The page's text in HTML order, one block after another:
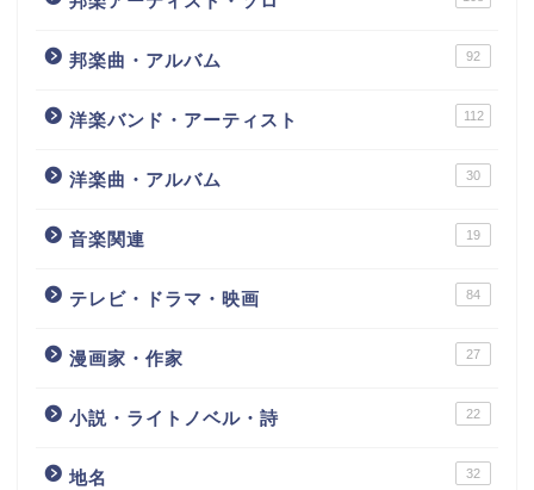
邦楽曲・アルバム 92
洋楽バンド・アーティスト 112
洋楽曲・アルバム 30
音楽関連 19
テレビ・ドラマ・映画 84
漫画家・作家 27
小説・ライトノベル・詩 22
地名 32